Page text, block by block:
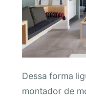
Dessa forma
montador de